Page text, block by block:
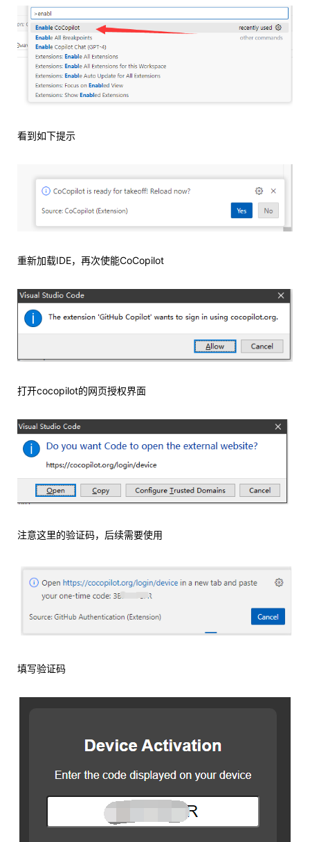
看到如下提示
重新加载IDE，再次使能CoCopilot
打开cocopilot的网页授权界面
注意这里的验证码，后续需要使用
填写验证码